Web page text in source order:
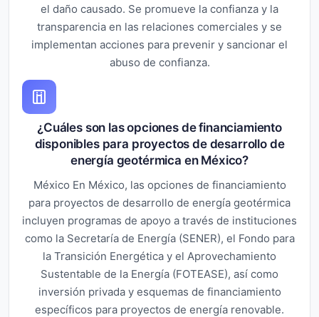
el daño causado. Se promueve la confianza y la
transparencia en las relaciones comerciales y se
implementan acciones para prevenir y sancionar el
abuso de confianza.
¿Cuáles son las opciones de financiamiento
disponibles para proyectos de desarrollo de
energía geotérmica en México?
México En México, las opciones de financiamiento
para proyectos de desarrollo de energía geotérmica
incluyen programas de apoyo a través de instituciones
como la Secretaría de Energía (SENER), el Fondo para
la Transición Energética y el Aprovechamiento
Sustentable de la Energía (FOTEASE), así como
inversión privada y esquemas de financiamiento
específicos para proyectos de energía renovable.